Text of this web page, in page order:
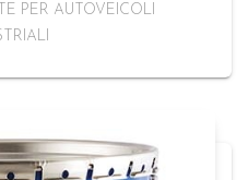
PER AUTOVEICOLI